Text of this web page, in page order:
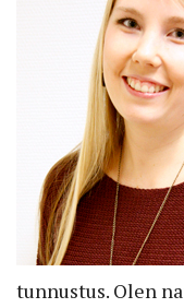
tunnustus. Olen